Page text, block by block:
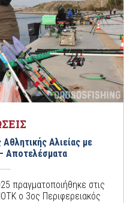
Αλιείας με
Αποτελέσματα
πραγματοποιήθηκε στις
ο 3ος Περιφερειακός